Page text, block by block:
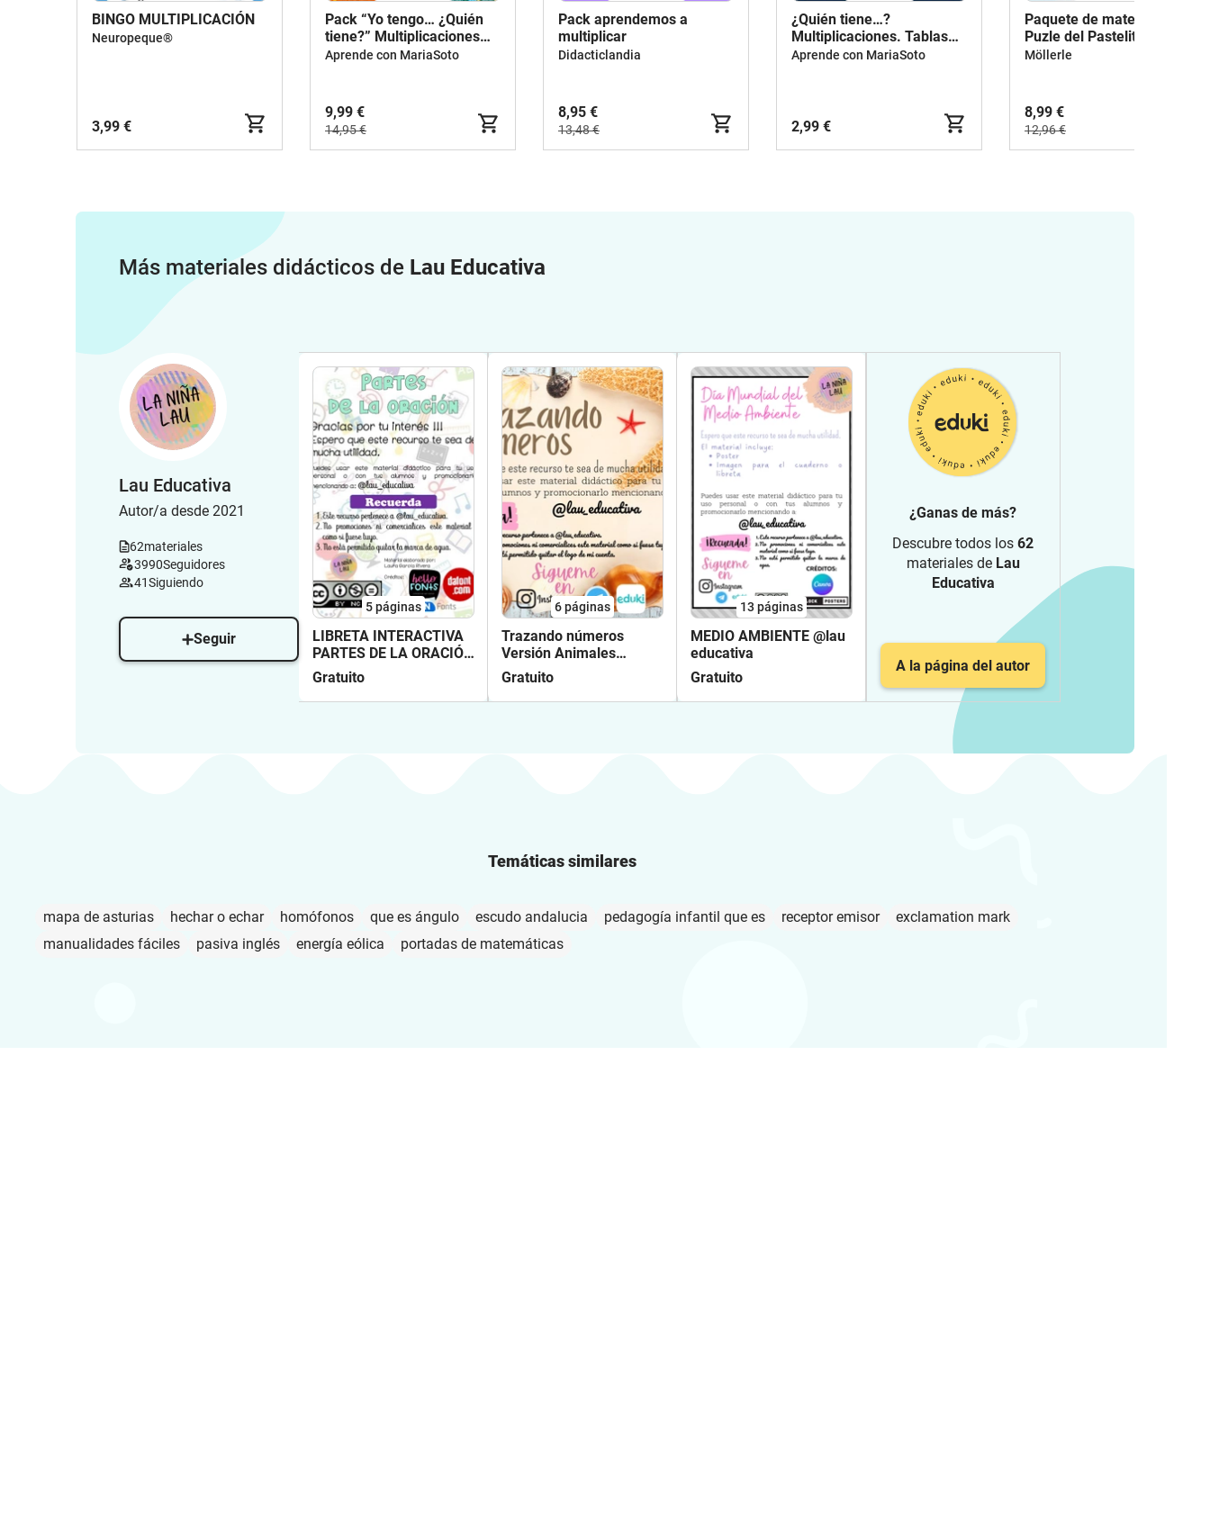
BINGO MULTIPLICACIÓN
Neuropeque®
3,99 €
Pack “Yo tengo… ¿Quién
tiene?” Multiplicaciones
2.º, 3.º, 4.º, 5.º y 6.º de
Aprende con MariaSoto
9,99 €
14,95 €
Pack aprendemos a
multiplicar
Didacticlandia
8,95 €
13,48 €
¿Quién tiene…?
Multiplicaciones. Tablas
de multiplicar (2 al 10).
Aprende con MariaSoto
2,99 €
Paquete de materiales -
Puzle del Pastelito
Möllerle
8,99 €
12,96 €
Más materiales didácticos de Lau Educativa
Lau Educativa
Autor/a desde 2021
62materiales
3990Seguidores
41Siguiendo
Seguir
5páginas
LIBRETA INTERACTIVA
PARTES DE LA ORACIÓN
@lau educativa
Gratuito
6páginas
Trazando números
Versión Animales
marinos @lau educativa
Gratuito
13 páginas
MEDIO AMBIENTE @lau
educativa
Gratuito
¿Ganas de más?
Descubre todos los 62
materiales de Lau
Educativa
A la página del autor
Temáticas similares
mapa de asturias hechar o echar homófonos que es ángulo escudo andalucia pedagogía infantil que es receptor emisor
exclamation mark
manualidades fáciles
pasiva inglés energía eólica portadas de matemáticas